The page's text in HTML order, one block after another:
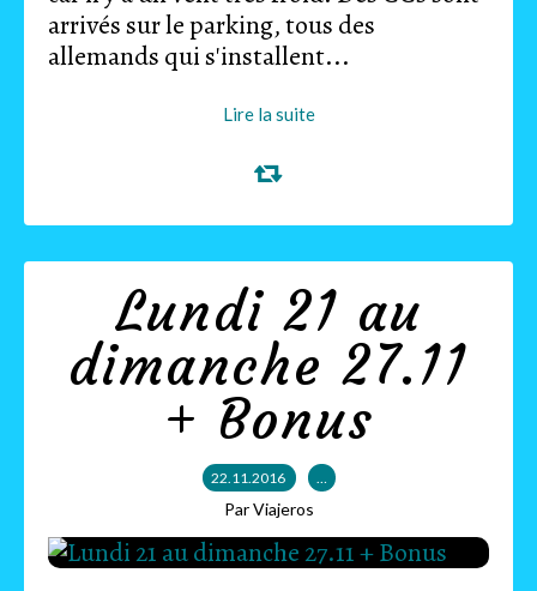
arrivés sur le parking, tous des
allemands qui s'installent...
Lire la suite
Lundi 21 au
dimanche 27.11
+ Bonus
22.11.2016 …
Par Viajeros